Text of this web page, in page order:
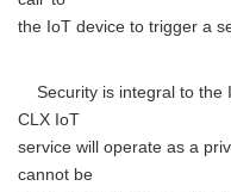
the IoT device to trigger a
Security is integral to the
CLX IoT
service will operate as a
cannot be